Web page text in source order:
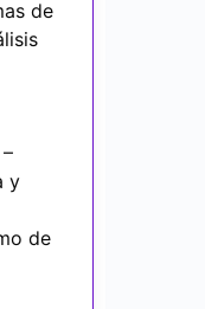
de
y
de